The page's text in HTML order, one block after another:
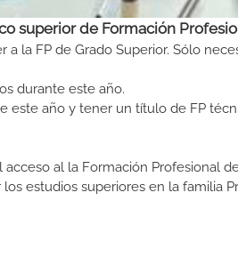
superior de Formación
a la FP de Grado Superior. Sólo
durante este año.
este año y tener un título de FP
al la Formación Profesional
estudios superiores en la familia